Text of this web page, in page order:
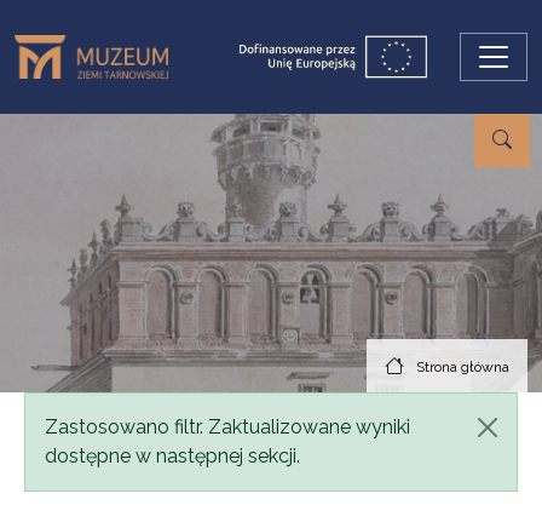
Strona główna
Komunikat
Zastosowano filtr. Zaktualizowane wyniki
dostępne w następnej sekcji.